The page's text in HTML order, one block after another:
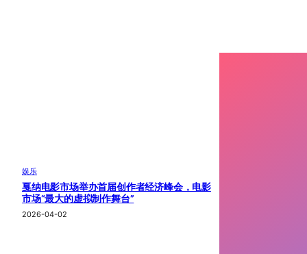
娱乐
戛纳电影市场举办首届创作者经济峰会，电影
市场“最大的虚拟制作舞台”
2026-04-02